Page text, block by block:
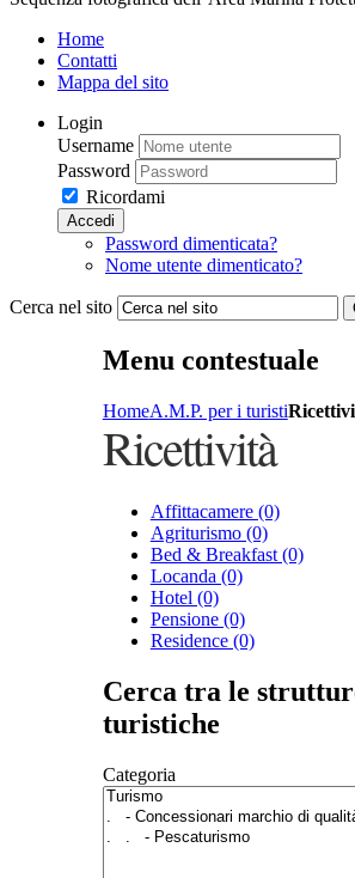
Home
Contatti
Mappa del sito
Login
Username
Password
Ricordami
Accedi
Password dimenticata?
Nome utente dimenticato?
Cerca nel sito
Menu contestuale
HomeA.M.P. per i turisti
Ricettività
Affittacamere (0)
Agriturismo (0)
Bed & Breakfast (0)
Locanda (0)
Hotel (0)
Pensione (0)
Residence (0)
Cerca tra le
turistiche
Categoria